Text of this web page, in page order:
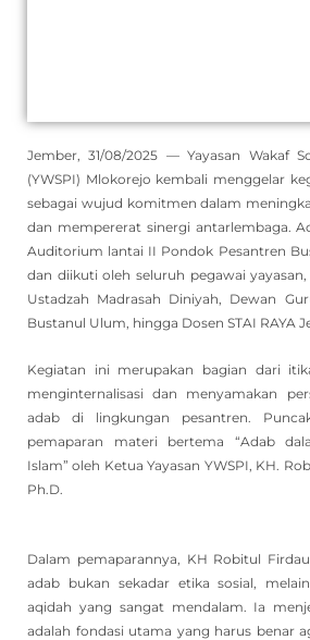
Jember, 31/08/2025 — Yayasan Wakaf
(YWSPI) Mlokorejo kembali menggelar
sebagai wujud komitmen dalam
dan mempererat sinergi antarlembaga.
Auditorium lantai II Pondok Pesantren
dan diikuti oleh seluruh pegawai
Ustadzah Madrasah Diniyah, Dewan
Bustanul Ulum, hingga Dosen STAI RAYA
Kegiatan ini merupakan bagian dari
menginternalisasi dan menyamakan
adab di lingkungan pesantren.
pemaparan materi bertema “Adab
Islam” oleh Ketua Yayasan YWSPI, KH.
Ph.D.
Dalam pemaparannya, KH Robitul
adab bukan sekadar etika sosial,
aqidah yang sangat mendalam. Ia
adalah fondasi utama yang harus benar